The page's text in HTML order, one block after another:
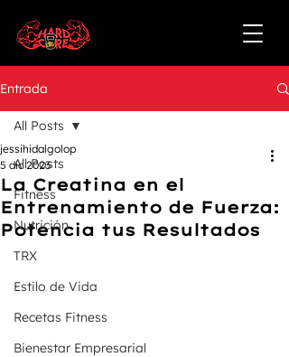
Entrada
All Posts
Fitness
Nutrición
TRX
Estilo de Vida
Recetas Fitness
Bienestar Empresarial
All Posts
La Creatina en el
Entrenamiento de Fuerza:
Potencia tus Resultados
jessihidalgolop
5 dic 2023